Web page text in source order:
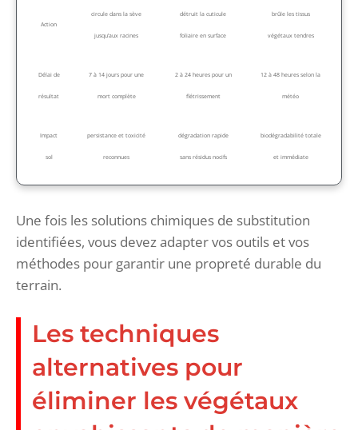
Action
circule dans la sève
jusqu’aux racines
détruit la cuticule
foliaire en surface
brûle les tissus
végétaux tendres
Délai de
résultat
7 à 14 jours pour une
mort complète
2 à 24 heures pour un
flétrissement
12 à 48 heures selon la
météo
Impact
sol
persistance et toxicité
reconnues
dégradation rapide
sans résidus nocifs
biodégradabilité totale
et immédiate
Une fois les solutions chimiques de substitution
identifiées, vous devez adapter vos outils et vos
méthodes pour garantir une propreté durable du
terrain.
Les techniques
alternatives pour
éliminer les végétaux